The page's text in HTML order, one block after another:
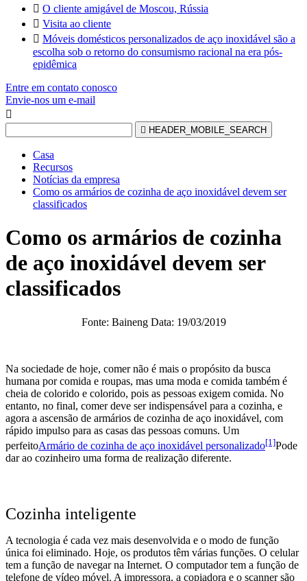
 O cliente amigável de Moscou, Rússia
 Visita ao cliente
 Móveis domésticos personalizados de aço inoxidável são a
escolha sob o retorno do consumismo racional na era pós-
epidêmica
Entre em contato conosco
Envie-nos um e-mail

 HEADER_MOBILE_SEARCH
Casa
Recursos
Notícias da empresa
Como os armários de cozinha de aço inoxidável devem ser
classificados
Como os armários de cozinha
de aço inoxidável devem ser
classificados
Fonte: Baineng Data: 19/03/2019
Na sociedade de hoje, comer não é mais o propósito da busca
humana por comida e roupas, mas uma moda e comida também é
cheia de colorido e colorido, pois as pessoas exigem comida. No
entanto, no final, comer deve ser indispensável para a cozinha, e
agora a ascensão de armários de cozinha de aço inoxidável, com
rápido impulso para as casas das pessoas comuns. Um
perfeitoArmário de cozinha de aço inoxidável personalizado[1]Pode
dar ao cozinheiro uma forma de realização diferente.
Cozinha inteligente
A tecnologia é cada vez mais desenvolvida e o modo de função
única foi eliminado. Hoje, os produtos têm várias funções. O celular
tem a função de navegar na Internet. O computador tem a função de
telefone de vídeo móvel. A impressora, a copiadora e o scanner são